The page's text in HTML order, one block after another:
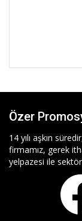
Özer
14 yılı aşkın
firmamız, gerek
yelpazesi ile